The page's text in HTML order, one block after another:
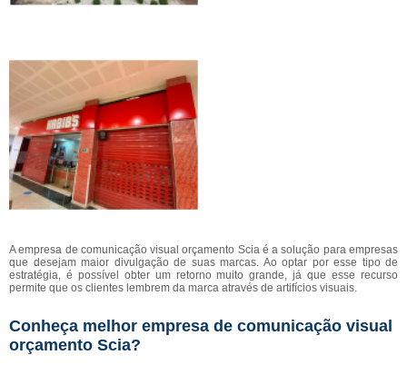
A empresa de comunicação visual orçamento Scia é a solução para empresas
que desejam maior divulgação de suas marcas. Ao optar por esse tipo de
estratégia, é possível obter um retorno muito grande, já que esse recurso
permite que os clientes lembrem da marca através de artifícios visuais.
Conheça melhor empresa de comunicação visual
orçamento Scia?